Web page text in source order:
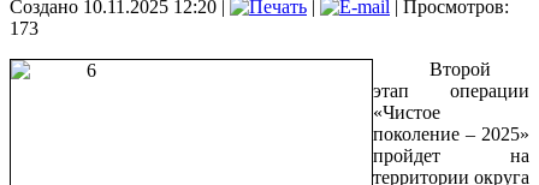
Создано 10.11.2025 12:20 | |
| Просмотров:
173
Второй
этап операции
«Чистое
поколение – 2025»
пройдет на
территории округа